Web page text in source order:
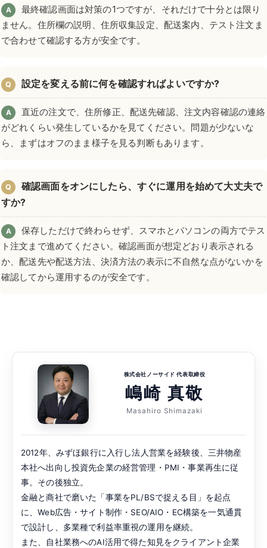
A
最終確認画面は対策の1つですが、それだけで十分とは限り
ません。住所欄の説明、住所収集設定、配送案内、テスト注文ま
で合わせて確認する方が安全です。
Q 設定を変える前に何を確認すればよいですか?
A
直近の注文で、住所修正、配送先確認、注文内容確認の連絡
がどれくらい発生しているかを見てください。問題が少ないな
ら、まずはオフのまま様子を見る判断もあります。
Q
確認画面をオンにしたら、すぐに運用を始めて大丈夫で
すか?
A
保存しただけで終わらせず、スマホとパソコンの両方でテス
ト注文まで進めてください。確認画面が想定どおり表示される
か、配送先や配送方法、決済方法の表示に不自然な点がないかを
確認してから運用するのが安全です。
株式会社ノーサイド 代表取締役
嶋崎 真敬
Masahiro Shimazaki
2012年、みずほ銀行に入行し法人営業を経験後、三井物産
本社へ出向し投資先企業の経営管理・PMI・事業再生に従
事。その後独立。
金融と商社で磨いた「事業をPL/BSで捉える目」を起点
に、Web広告・サイト制作・SEO/AIO・EC構築を一気通貫
で設計し、多業種で利益率重視の運用を継続。
また、自社業務へのAI活用で得た知見をクライアント企業